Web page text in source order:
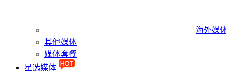
海外媒
其他媒体
媒体套餐
星选媒体